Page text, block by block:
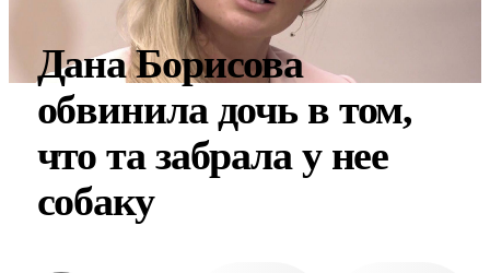
Дана Борисова
обвинила дочь в том,
что та забрала у нее
собаку